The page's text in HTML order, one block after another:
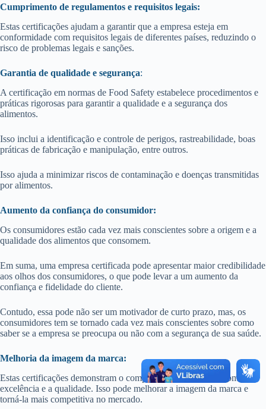
Cumprimento de regulamentos e requisitos legais:
Estas certificações ajudam a garantir que a empresa esteja em
conformidade com requisitos legais de diferentes países, reduzindo o
risco de problemas legais e sanções.
Garantia de qualidade e segurança:
A certificação em normas de Food Safety estabelece procedimentos e
práticas rigorosas para garantir a qualidade e a segurança dos
alimentos.
Isso inclui a identificação e controle de perigos, rastreabilidade, boas
práticas de fabricação e manipulação, entre outros.
Isso ajuda a minimizar riscos de contaminação e doenças transmitidas
por alimentos.
Aumento da confiança do consumidor:
Os consumidores estão cada vez mais conscientes sobre a origem e a
qualidade dos alimentos que consomem.
Em suma, uma empresa certificada pode apresentar maior credibilidade
aos olhos dos consumidores, o que pode levar a um aumento da
confiança e fidelidade do cliente.
Contudo, essa pode não ser um motivador de curto prazo, mas, os
consumidores tem se tornado cada vez mais conscientes sobre como
saber se a empresa se preocupa ou não com a segurança de sua saúde.
Melhoria da imagem da marca:
Estas certificações demonstram o compromisso da empresa com a
excelência e a qualidade. Isso pode melhorar a imagem da marca e
torná-la mais competitiva no mercado.